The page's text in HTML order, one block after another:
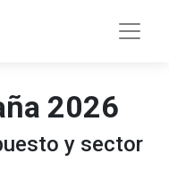
2026
y sector